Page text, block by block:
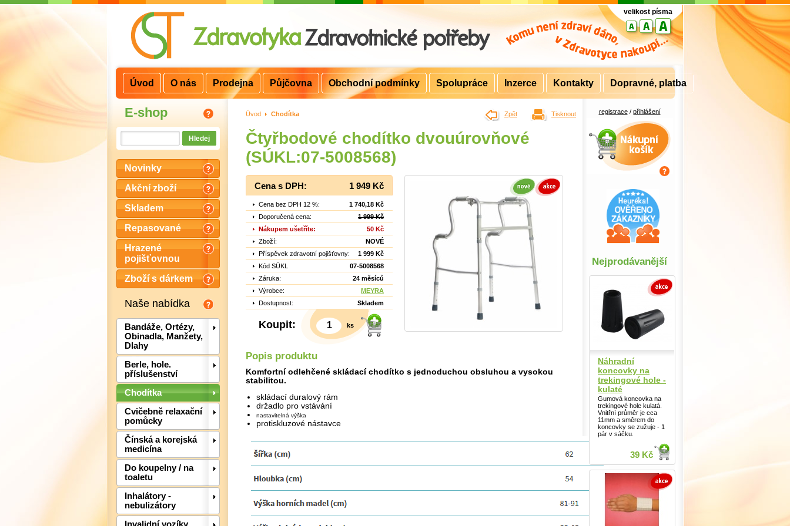
E-shop
Novinky
Akční zboží
Skladem
Repasované
Hrazené
pojišťovnou
Zboží s dárkem
Naše nabídka
Bandáže, Ortézy,
Obinadla, Manžety,
Dlahy
Berle, hole.
příslušenství
Chodítka
Cvičebně relaxační
pomůcky
Čínská a korejská
medicína
Do koupelny / na
toaletu
Inhalátory -
nebulizátory
Úvod > Chodítka
Čtyřbodové chodítko dvouúrovňové
(SÚKL:07-5008568)
Cena s DPH: 1 949 Kč
Cena bez DPH 12 %:
1 740,18 Kč
Doporučená cena:
1 999 Kč
Nákupem ušetříte:
50 Kč
Zboží:
NOVÉ
Příspěvek zdravotní pojišťovny:
1 999 Kč
Kód SÚKL
07-5008568
Záruka:
24 měsíců
Výrobce:
MEYRA
Dostupnost:
Skladem
Koupit: ks
Popis produktu
Komfortní odlehčené skládací chodítko s jednoduchou obsluhou a vysokou
stabilitou.
skládací duralový rám
držadlo pro vstávání
nastavitelná výška
protiskluzové nástavce
registrace/ přihlášení
Nákupní košík
velikost písma
Tisknout
Zpět
Nejprodávanější
Náhradní
koncovky na
trekingové hole -
kulaté
Gumová koncovka na
trekingové hole kulatá.
Vnitřní průměr je cca
11mm a směrem do
koncovky se zužuje - 1
pár v sáčku.
39 Kč
Úvod O nás Prodejna Půjčovna Obchodní podmínky Spolupráce Inzerce Kontakty Dopravné, platba